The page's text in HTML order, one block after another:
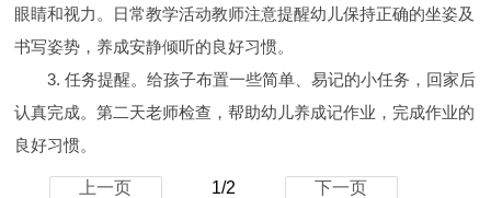
眼睛和视力。日常教学活动教师注意提醒幼儿保持正确的坐姿及
书写姿势，养成安静倾听的良好习惯。
3. 任务提醒。给孩子布置一些简单、易记的小任务，回家后
认真完成。第二天老师检查，帮助幼儿养成记作业，完成作业的
良好习惯。
上一页 1/2 下一页